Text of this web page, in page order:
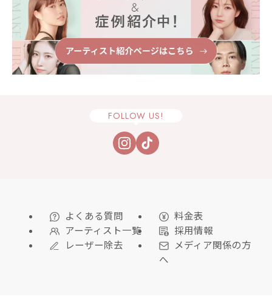
FOLLOW US!
よくある質問
料金表
アーティスト一覧
採用情報
レーザー除去
メディア関係の方
へ